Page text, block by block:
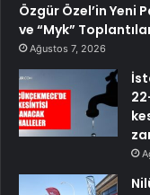
Özgür Özel’in Yeni
ve “Myk”
Ağustos 7, 2026